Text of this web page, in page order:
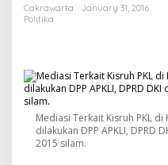
:
m
H
k
u
Cakrawarta
January 31, 2016
Politika
Mediasi Terkait Kisruh PKL di
dilakukan DPP APKLI, DPRD
2015 silam.